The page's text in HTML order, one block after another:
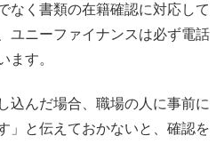
なく書類の在籍確認に対応して
ユニーファイナンスは必ず電話
ます。
込んだ場合、職場の人に事前に
」と伝えておかないと、確認を